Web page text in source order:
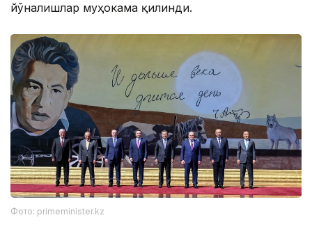
йўналишлар муҳокама қилинди.
Фото: primeminister.kz